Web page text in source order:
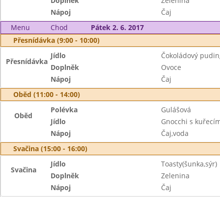
Nápoj
Čaj
Menu
Chod
Pátek 2. 6. 2017
Přesnídávka (9:00 - 10:00)
Přesnídávka
Jídlo
Čokoládový
Doplněk
Ovoce
Nápoj
Čaj
Oběd (11:00 - 14:00)
Oběd
Polévka
Gulášová
Jídlo
Gnocchi s
Nápoj
Čaj,voda
Svačina (15:00 - 16:00)
Svačina
Jídlo
Toasty(šunka,sýr)
Doplněk
Zelenina
Nápoj
Čaj